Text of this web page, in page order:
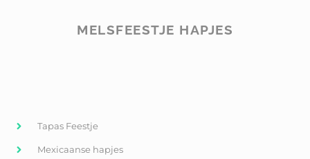
MELSFEESTJE HAPJES
Tapas Feestje
Mexicaanse hapjes